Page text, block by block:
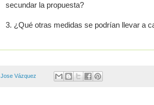
secundar la propuesta?
3. ¿Qué otras medidas se podrían llevar a
Jose Vázquez